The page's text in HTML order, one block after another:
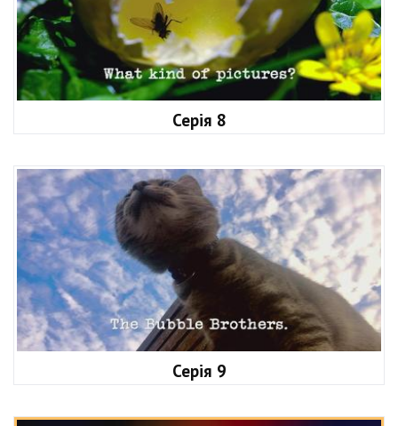
Серія 8
Серія 9